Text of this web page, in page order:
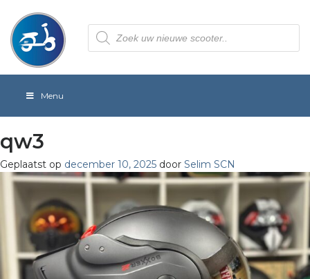
Producten
zoeken
Menu
qw3
Geplaatst op december 10, 2025 door Selim SCN